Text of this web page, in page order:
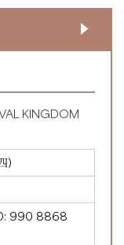
KINGDOM
)
990 8868